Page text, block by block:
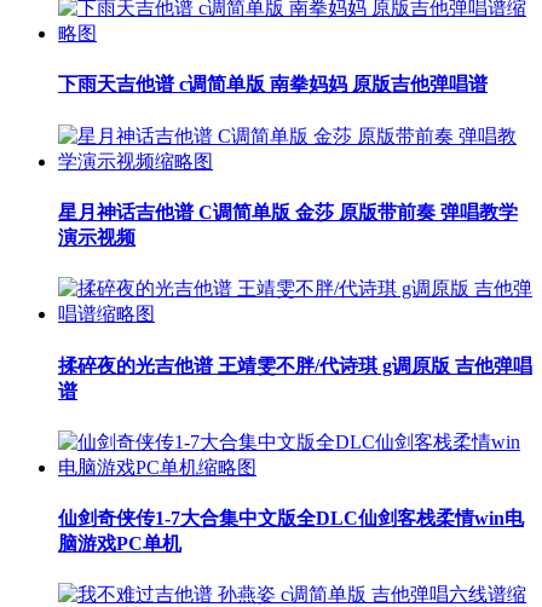
下雨天吉他谱 c调简单版 南拳妈妈 原版吉他弹唱谱
星月神话吉他谱 C调简单版 金莎 原版带前奏 弹唱教学
演示视频
揉碎夜的光吉他谱 王靖雯不胖/代诗琪 g调原版 吉他弹唱
谱
仙剑奇侠传1-7大合集中文版全DLC仙剑客栈柔情win电
脑游戏PC单机